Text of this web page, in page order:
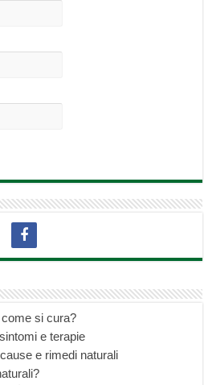
come si cura?
e terapie
e rimedi naturali